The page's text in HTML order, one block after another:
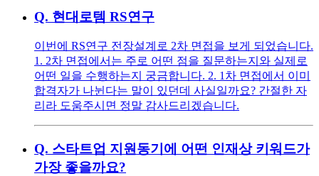
Q. 현대로템 RS연구
이번에 RS연구 전장설계로 2차 면접을 보게 되었습니다.
1. 2차 면접에서는 주로 어떤 점을 질문하는지와 실제로
어떤 일을 수행하는지 궁금합니다. 2. 1차 면접에서 이미
합격자가 나뉜다는 말이 있던데 사실일까요? 간절한 자
리라 도움주시면 정말 감사드리겠습니다.
Q. 스타트업 지원동기에 어떤 인재상 키워드가
가장 좋을까요?